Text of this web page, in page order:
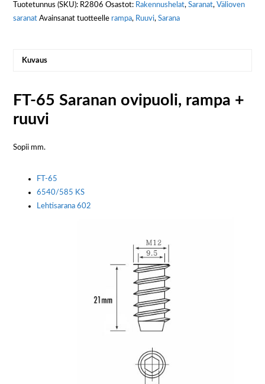
Tuotetunnus (SKU): R2806 Osastot: Rakennushelat,Saranat,Välioven
saranat Avainsanat tuotteelle rampa, Ruuvi,Sarana
Kuvaus
FT-65 Saranan ovipuoli, rampa +
ruuvi
Sopii mm.
FT-65
6540/585 KS
Lehtisarana 602